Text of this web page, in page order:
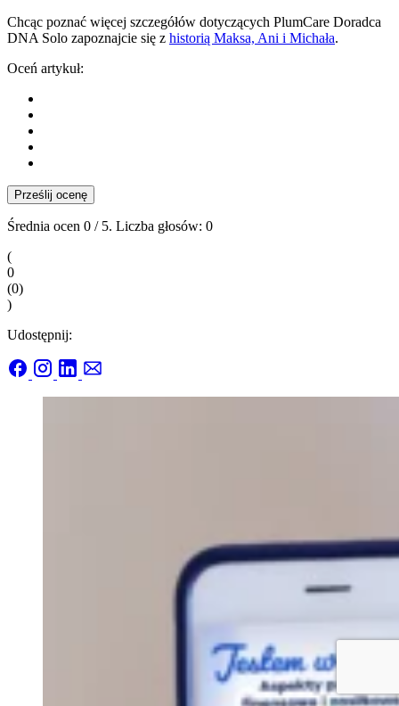
Chcąc poznać więcej szczegółów dotyczących PlumCare Doradca
DNA Solo zapoznajcie się z historią Maksa, Ani i Michała.
Oceń artykuł:
Prześlij ocenę
Średnia ocen 0 / 5. Liczba głosów: 0
(
0
(0)
)
Udostępnij: